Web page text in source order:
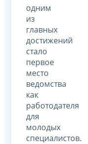
одним
из
главных
достижений
стало
первое
место
ведомства
как
работодателя
для
молодых
специалистов.